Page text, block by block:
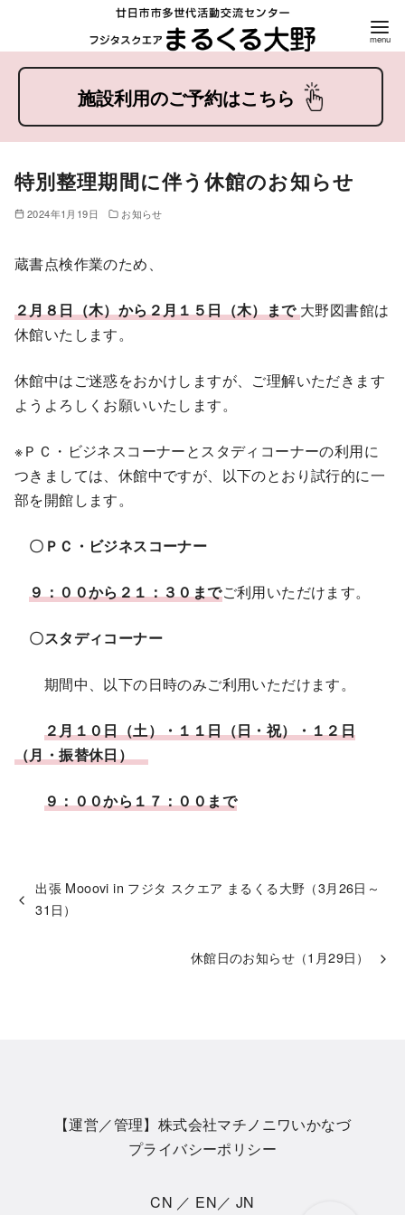
ン
特別整理期間に伴う休館のお知らせ
2024年1月19日 お知らせ
蔵書点検作業のため、
２月８日（木）から２月１５日（木）まで大野図書館は
休館いたします。
休館中はご迷惑をおかけしますが、ご理解いただきます
ようよろしくお願いいたします。
※ＰＣ・ビジネスコーナーとスタディコーナーの利用に
つきましては、休館中ですが、以下のとおり試行的に一
部を開館します。
〇ＰＣ・ビジネスコーナー
９：００から２１：３０までご利用いただけます。
〇スタディコーナー
期間中、以下の日時のみご利用いただけます。
２月１０日（土）・１１日（日・祝）・１２日
（月・振替休日）
９：００から１７：００まで
出張 Mooovi in フジタ スクエア まるくる大野（3月26日～
31日）
休館日のお知らせ（1月29日）
【運営／管理】株式会社マチノニワいかなづ
プライバシーポリシー
CN ／ EN／ JN